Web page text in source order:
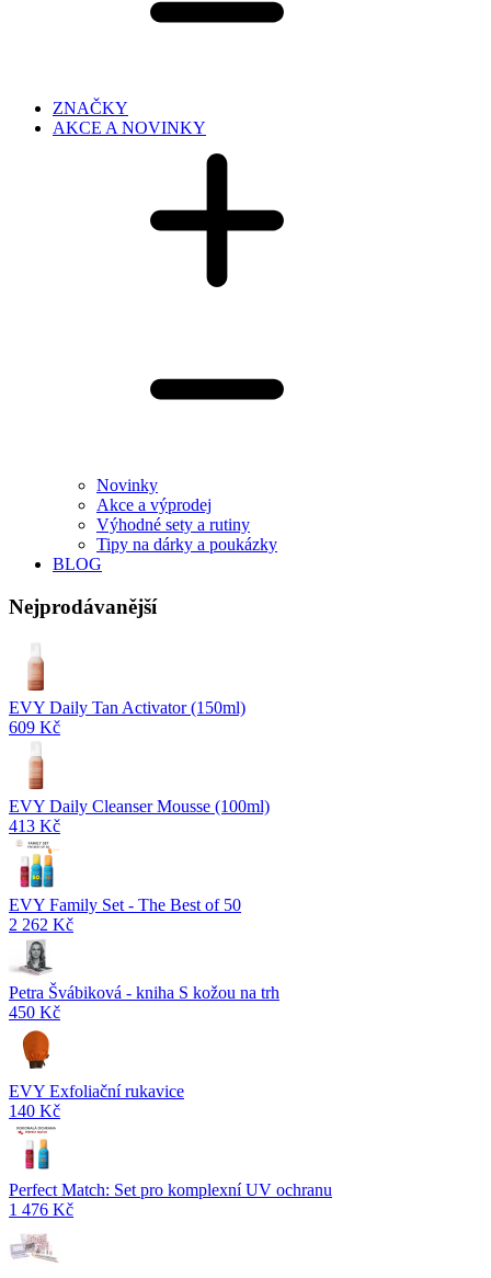
ZNAČKY
AKCE A NOVINKY
Novinky
Akce a výprodej
Výhodné sety a rutiny
Tipy na dárky a poukázky
BLOG
Nejprodávanější
EVY Daily Tan Activator (150ml)
609 Kč
EVY Daily Cleanser Mousse (100ml)
413 Kč
EVY Family Set - The Best of 50
2 262 Kč
Petra Švábiková - kniha S kožou na trh
450 Kč
EVY Exfoliační rukavice
140 Kč
Perfect Match: Set pro komplexní UV ochranu
1 476 Kč